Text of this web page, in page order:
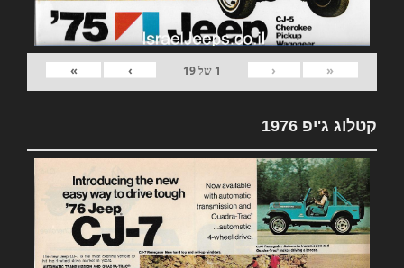
«
‹
1 של19
›
»
קטלוג ג'יפ 1976